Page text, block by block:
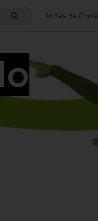
Notas de Corte